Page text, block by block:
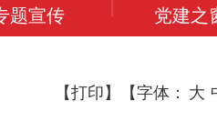
题宣传 党建之
【打印】 【字体： 大